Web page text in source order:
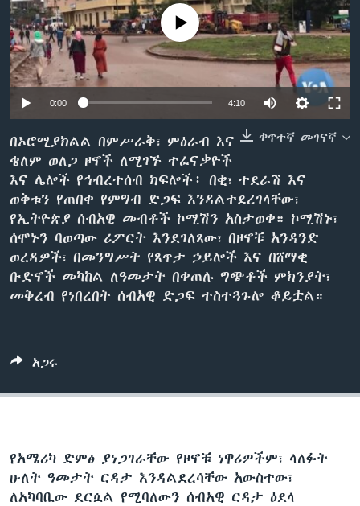
ቋንቋዎች
No media source currently available
0:00 4:10
ቀጥተኛ መገናኛ
በኦሮሚያክልል በምሥራቅ፣ ምዕራብ እና
ቄለም ወለጋ ዞኖች ለሚገኙ ተፈናቃዮች
እና ሌሎች የኅብረተሰብ ክፍሎች፥ በቂ፣ ተደራሽ እና
ወቅቱን የጠበቀ የምግብ ድጋፍ እንዳልተደረገላቸው፣
የኢትዮጵያ ሰብአዊ መብቶች ኮሚሽን አስታወቀ። ኮሚሽኑ፣
ሰሞኑን ባወጣው ሪፖርት እንደገለጸው፣ በዞኖቹ አንዳንድ
ወረዳዎች፣ በመንግሥት የጸጥታ ኃይሎች እና በሸማቂ
ቡድኖች መካከል ለዓመታት በቀጠሉ ግጭቶች ምክንያት፣
መቅረብ የነበረበት ሰብአዊ ድጋፍ ተስተጓጉሎ ቆይቷል።
አጋሩ
የአሜሪካ ድምፅ ያነጋገራቸው የዞኖቹ ነዋሪዎችም፣ ላለፉት
ሁለት ዓመታት ርዳታ እንዳልደረሳቸው አውስተው፣
ለአካባቢው ደርሷል የሚባለውን ሰብአዊ ርዳታ ዕደላ